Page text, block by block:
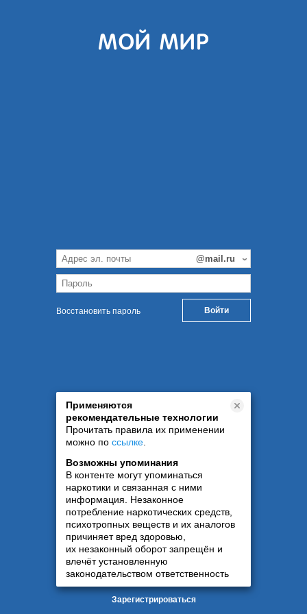
Восстановить пароль
Применяются
рекомендательные технологии
Прочитать правила их применении
можно по ссылке
Возможны упоминания
В контенте могут упоминаться
наркотики и связанная с ними
информация. Незаконное
потребление наркотических средств,
психотропных веществ и их аналогов
причиняет вред здоровью,
их незаконный оборот запрещён и
влечёт установленную
законодательством ответственность
Зарегистрироваться